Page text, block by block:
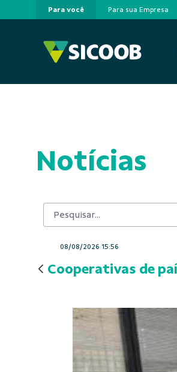
Pular para o Conteúdo principal
Para você Para sua Empresa
Notícias
Cooperativas de
08/08/2026 15:56